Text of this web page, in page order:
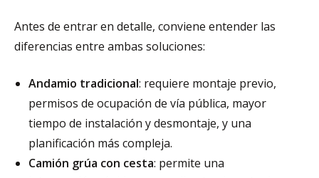
Antes de entrar en detalle, conviene entender las
diferencias entre ambas soluciones:
Andamio tradicional: requiere montaje previo,
permisos de ocupación de vía pública, mayor
tiempo de instalación y desmontaje, y una
planificación más compleja.
Camión grúa con cesta: permite una